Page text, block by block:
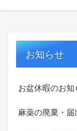
お知らせ
お盆休暇のお知
麻薬の廃棄・